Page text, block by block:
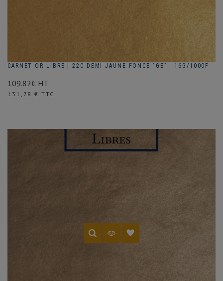
CARNET OR LIBRE | 22C DEMI-JAUNE FONCE "GE" - 16G/1000F
109.82€ HT
Prix
131,78 € TTC